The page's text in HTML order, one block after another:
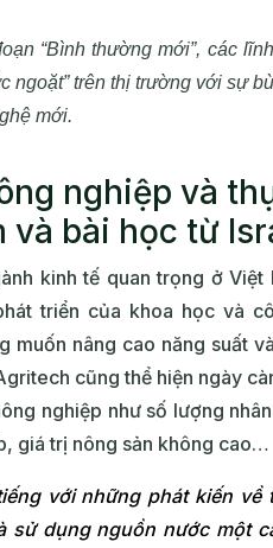
“Bình thường mới”, các
ngoặt” trên thị trường với sự
mới.
nghiệp và
và bài học từ
kinh tế quan trọng ở
triển của khoa học và
muốn nâng cao năng suất
cũng thể hiện ngày
nghiệp như số lượng
giá trị nông sản không cao…
với những phát kiến
sử dụng nguồn nước một